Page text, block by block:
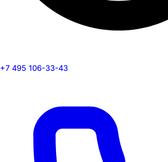
+7 495 106-33-43